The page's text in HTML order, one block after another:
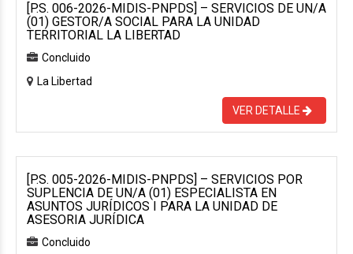
[P.S. 006-2026-MIDIS-PNPDS] – SERVICIOS DE UN/A
(01) GESTOR/A SOCIAL PARA LA UNIDAD
TERRITORIAL LA LIBERTAD
Concluido
La Libertad
VER DETALLE
[P.S. 005-2026-MIDIS-PNPDS] – SERVICIOS POR
SUPLENCIA DE UN/A (01) ESPECIALISTA EN
ASUNTOS JURÍDICOS I PARA LA UNIDAD DE
ASESORIA JURÍDICA
Concluido